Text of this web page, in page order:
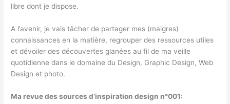
libre dont je dispose.
A l’avenir, je vais tâcher de partager mes (maigres)
connaissances en la matière, regrouper des ressources utiles
et dévoiler des découvertes glanées au fil de ma veille
quotidienne dans le domaine du Design, Graphic Design, Web
Design et photo.
Ma revue des sources d’inspiration design n°001: